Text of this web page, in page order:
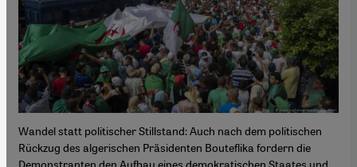
Wandel statt politischer Stillstand: Auch nach dem politischen
Rückzug des algerischen Präsidenten Bouteflika fordern die
Demonstranten den Aufbau eines demokratischen Staates und